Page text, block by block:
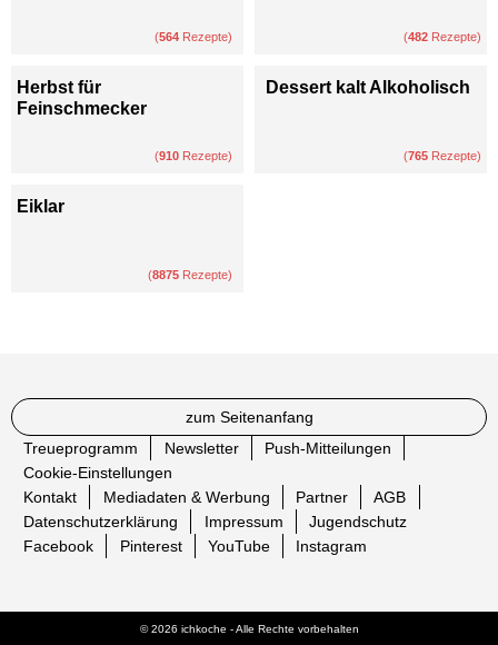
(564 Rezepte) (482 Rezepte)
Herbst für
Feinschmecker
(910 Rezepte)
Dessert kalt Alkoholisch
(765 Rezepte)
Eiklar
(8875 Rezepte)
zum Seitenanfang
Treueprogramm
Newsletter
Push-Mitteilungen
Cookie-Einstellungen
Kontakt
Mediadaten & Werbung Partner
AGB
Datenschutzerklärung
Impressum
Jugendschutz
Facebook
Pinterest YouTube Instagram
© 2026 ichkoche - Alle Rechte vorbehalten